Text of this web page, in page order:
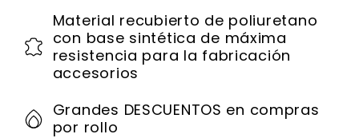
Material recubierto de poliuretano
con base sintética de máxima
resistencia para la fabricación
accesorios
Grandes DESCUENTOS en compras
por rollo